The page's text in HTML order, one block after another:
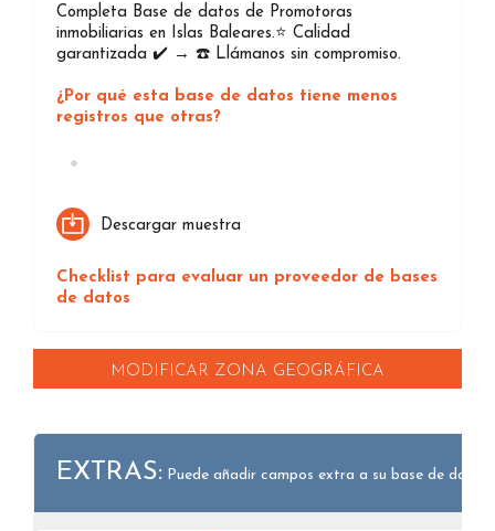
Completa Base de datos de Promotoras
inmobiliarias en Islas Baleares.⭐️ Calidad
garantizada ✔️ → ☎️ Llámanos sin compromiso.
¿Por qué esta base de datos tiene menos
registros que otras?
Descargar muestra
Checklist para evaluar un proveedor de bases
de datos
MODIFICAR ZONA GEOGRÁFICA
EXTRAS: Puede añadir campos extra a su base de datos.